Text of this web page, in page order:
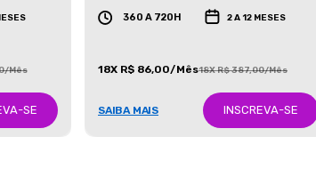
Mês
SE
360 A 720H 2 A 12 MESES
18X R$ 86,00/Mês18X R$ 387,00/Mês
SAIBA MAIS INSCREVA-SE